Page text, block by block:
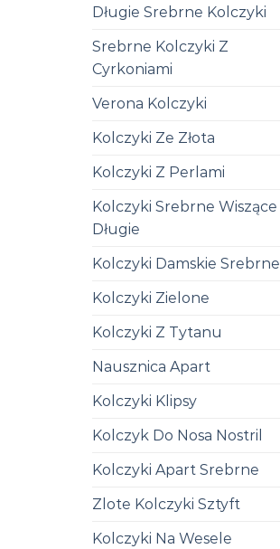
Długie Srebrne Kolczyki
Srebrne Kolczyki Z
Cyrkoniami
Verona Kolczyki
Kolczyki Ze Złota
Kolczyki Z Perlami
Kolczyki Srebrne Wiszące
Długie
Kolczyki Damskie Srebrne
Kolczyki Zielone
Kolczyki Z Tytanu
Nausznica Apart
Kolczyki Klipsy
Kolczyk Do Nosa Nostril
Kolczyki Apart Srebrne
Zlote Kolczyki Sztyft
Kolczyki Na Wesele